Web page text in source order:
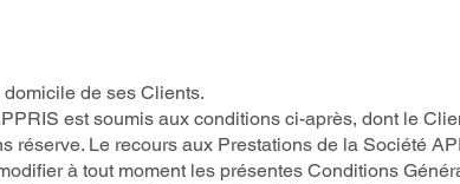
de ses Clients.
est soumis aux conditions ci-après, dont le
réserve. Le recours aux Prestations de la Société
à tout moment les présentes Conditions